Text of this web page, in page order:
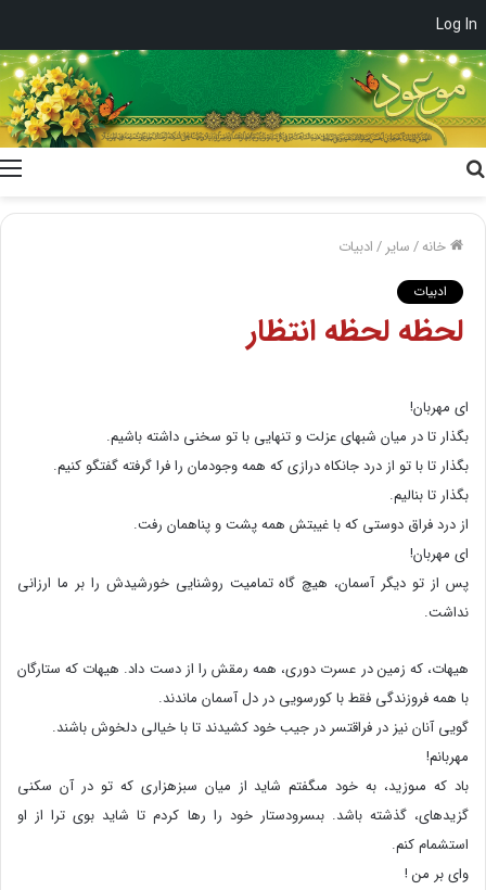
Log In
خانه/سایر /ادبیات
ادبیات
لحظه لحظه انتظار
اى مهربان!
بگذار تا در میان شبهاى عزلت و تنهایى با تو سخنى داشته باشیم.
بگذار تا با تو از درد جانکاه درازى که همه وجودمان را فرا گرفته گفتگو کنیم.
بگذار تا بنالیم.
از درد فراق دوستى که با غیبتش همه پشت و پناهمان رفت.
اى مهربان!
پس از تو دیگر آسمان، هیچ گاه تمامیت روشنایى خورشیدش را بر ما ارزانى
نداشت.
هیهات، که زمین در عسرت دورى، همه رمقش را از دست داد. هیهات که ستارگان
با همه فروزندگى فقط با کورسویى در دل آسمان ماندند.
گویى آنان نیز در فراقت‏سر در جیب خود کشیدند تا با خیالى دلخوش باشند.
مهربانم!
باد که مى‏وزید، به خود مى‏گفتم شاید از میان سبزه‏زارى که تو در آن سکنى
گزیده‏اى، گذشته باشد. بى‏سرودستار خود را رها کردم تا شاید بوى ترا از او
استشمام کنم.
واى بر من !